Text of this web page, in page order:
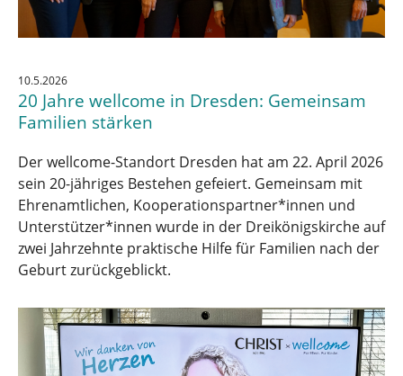
10.5.2026
20 Jahre wellcome in Dresden: Gemeinsam
Familien stärken
Der wellcome-Standort Dresden hat am 22. April 2026
sein 20-jähriges Bestehen gefeiert. Gemeinsam mit
Ehrenamtlichen, Kooperationspartner*innen und
Unterstützer*innen wurde in der Dreikönigskirche auf
zwei Jahrzehnte praktische Hilfe für Familien nach der
Geburt zurückgeblickt.